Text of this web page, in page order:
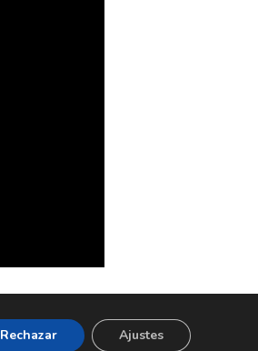
Rechazar Ajustes